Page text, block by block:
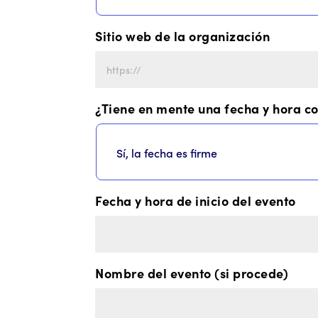
Sitio web de la organización
¿Tiene en mente una fecha y hora
Fecha y hora de inicio del evento
Nombre del evento (si procede)